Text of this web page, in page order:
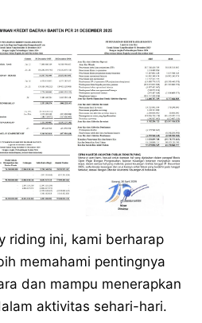
riding ini, kami berharap
memahami pentingnya
dan mampu menerapkan
aktivitas sehari-hari.